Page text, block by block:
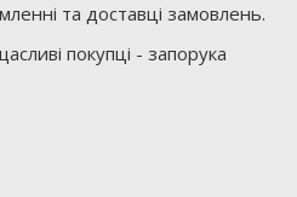
та доставці замовлень.
покупці - запорука